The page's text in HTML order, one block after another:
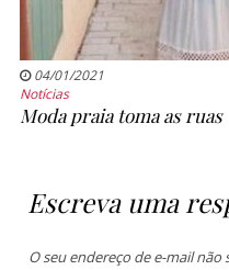
04/01/2021
Notícias
Moda praia toma as ruas
Escreva uma
O seu endereço de e-mail não